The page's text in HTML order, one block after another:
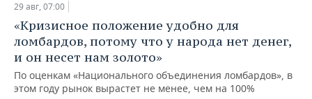
НЕФТЬ
ОПК
ЭНЕРГЕТИКА
ТРАНСПОРТ
УСЛУГИ
IT
МЕДИА
МЕРОПРИЯТИЯ
НОВОСТИ МЕРОПРИЯТИЙ
ВЫЕЗДНАЯ РЕДАКЦИЯ
СПОРТ
НОВОСТИ СПОРТА
ОБЩЕСТВО
29 авг, 07:00
«Кризисное положение удобно для
ломбардов, потому что у народа нет денег,
и он несет нам золото»
По оценкам «Национального объединения ломбардов», в
этом году рынок вырастет не менее, чем на 100%